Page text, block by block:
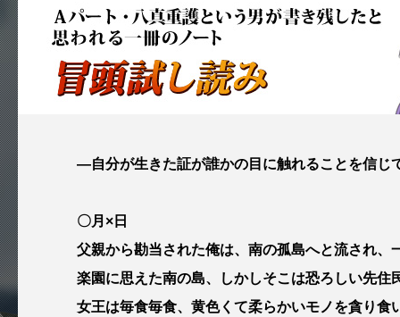
―自分が生きた証が誰かの目に触れることを信じ
〇月×日
父親から勘当された俺は、南の孤島へと流され、
楽園に思えた南の島、しかしそこは恐ろしい先住
女王は毎食毎食、黄色くて柔らかいモノを貪り食